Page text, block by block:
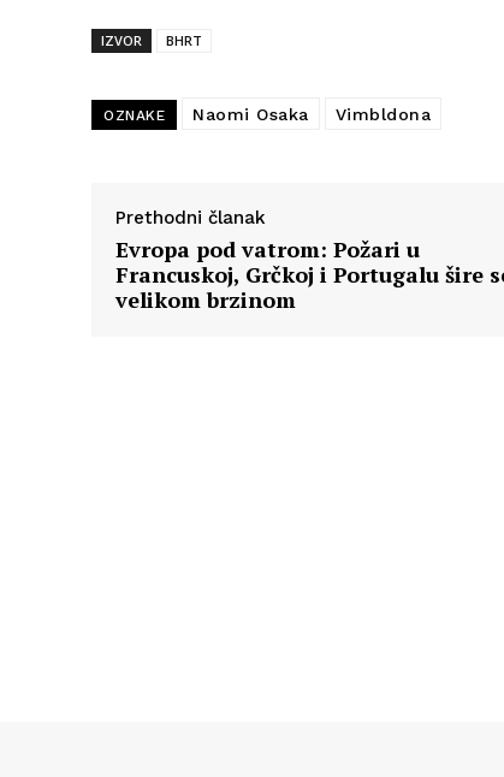
IZVOR BHRT
OZNAKE Naomi Osaka Vimbldona
Prethodni članak
Evropa pod vatrom: Požari u
Francuskoj, Grčkoj i Portugalu šire
velikom brzinom